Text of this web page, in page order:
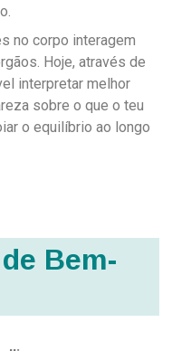
no corpo interagem
Hoje, através de
interpretar melhor
sobre o que o teu
o equilíbrio ao longo
Bem-